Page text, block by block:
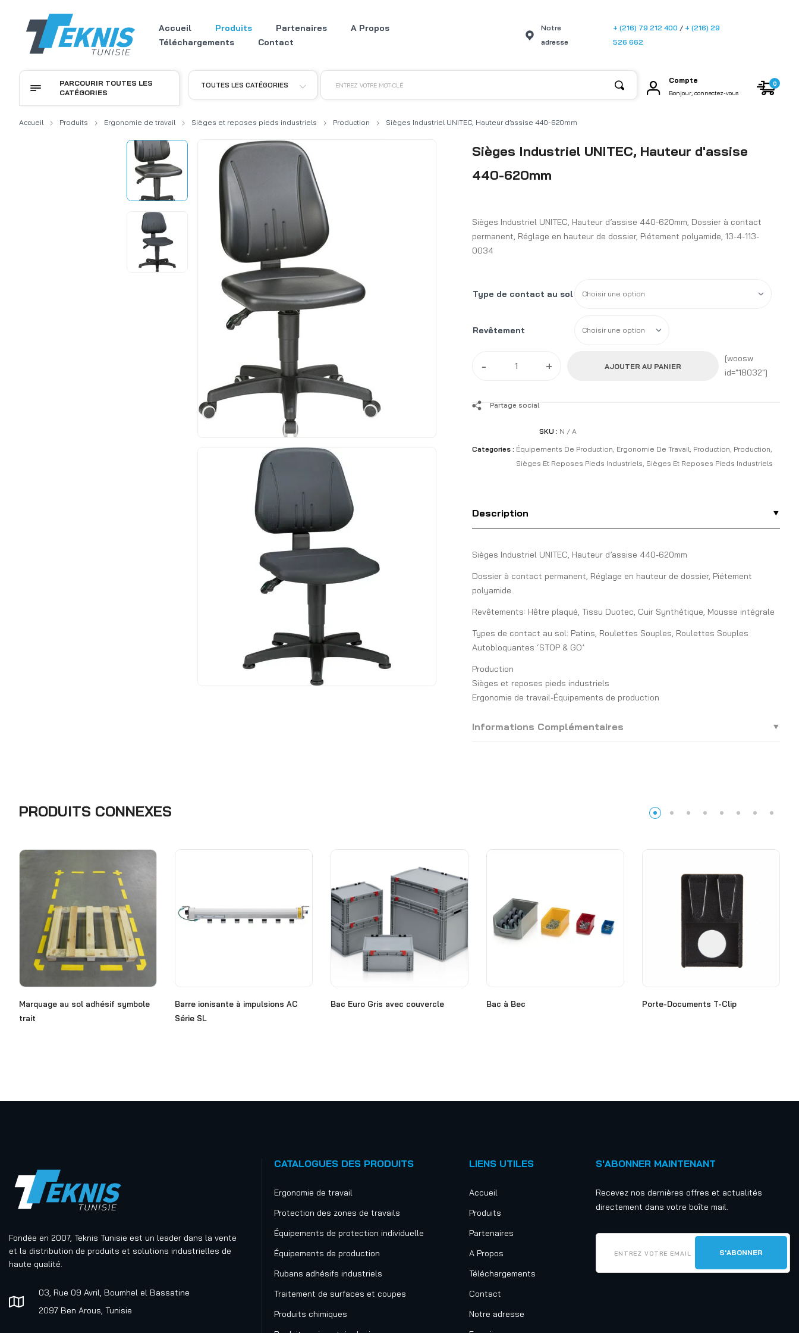
Accueil Produits Partenaires
A Propos
Téléchargements
Contact
Notre
adresse
+ (216) 79 212 400 / + (216) 29
526 662
TOUTES LES CATÉGORIES ENTREZ VOTRE MOT-CLÉ
Compte
Bonjour, connectez-vous
0
PARCOURIR TOUTES LES
CATÉGORIES
Accueil Produits Ergonomie de travail Sièges et reposes pieds industriels Production Sièges Industriel UNITEC, Hauteur d’assise 440-620mm
Sièges Industriel UNITEC, Hauteur d'assise
440-620mm
Sièges Industriel UNITEC, Hauteur d’assise 440-620mm, Dossier à contact
permanent, Réglage en hauteur de dossier, Piétement polyamide, 13-4-113-
0034
Type de contact au sol
Revêtement
- + AJOUTER AU PANIER
[woosw
id="18032"]
Partage social
SKU : N / A
Categories : Équipements De Production, Ergonomie De Travail, Production, Production,
Sièges Et Reposes Pieds Industriels, Sièges Et Reposes Pieds Industriels
Description
Sièges Industriel UNITEC, Hauteur d’assise 440-620mm
Dossier à contact permanent, Réglage en hauteur de dossier, Piétement
polyamide.
Revêtements: Hêtre plaqué, Tissu Duotec, Cuir Synthétique, Mousse intégrale
Types de contact au sol: Patins, Roulettes Souples, Roulettes Souples
Autobloquantes ‘STOP & GO’
Production
Sièges et reposes pieds industriels
Ergonomie de travail-Équipements de production
Informations Complémentaires
PRODUITS CONNEXES
Marquage au sol adhésif symbole
trait
Barre ionisante à impulsions AC
Série SL
Bac Euro Gris avec couvercle Bac à Bec Porte-Documents T-Clip
Fondée en 2007, Teknis Tunisie est un leader dans la vente
et la distribution de produits et solutions industrielles de
haute qualité.
03, Rue 09 Avril, Boumhel el Bassatine
2097 Ben Arous, Tunisie
CATALOGUES DES PRODUITS
Ergonomie de travail
Protection des zones de travails
Équipements de protection individuelle
Équipements de production
Rubans adhésifs industriels
Traitement de surfaces et coupes
Produits chimiques
LIENS UTILES
Accueil
Produits
Partenaires
A Propos
Téléchargements
Contact
Notre adresse
S'ABONNER MAINTENANT
Recevez nos dernières offres et actualités
directement dans votre boîte mail.